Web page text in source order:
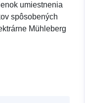
umiestnenia
spôsobených
Mühleberg